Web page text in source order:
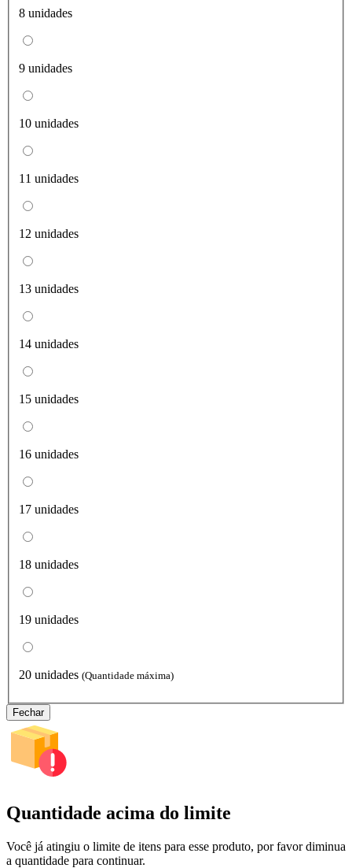
8 unidades
9 unidades
10 unidades
11 unidades
12 unidades
13 unidades
14 unidades
15 unidades
16 unidades
17 unidades
18 unidades
19 unidades
20 unidades (Quantidade máxima)
Fechar
Quantidade acima do limite
Você já atingiu o limite de itens para esse produto, por favor diminua
a quantidade para continuar.